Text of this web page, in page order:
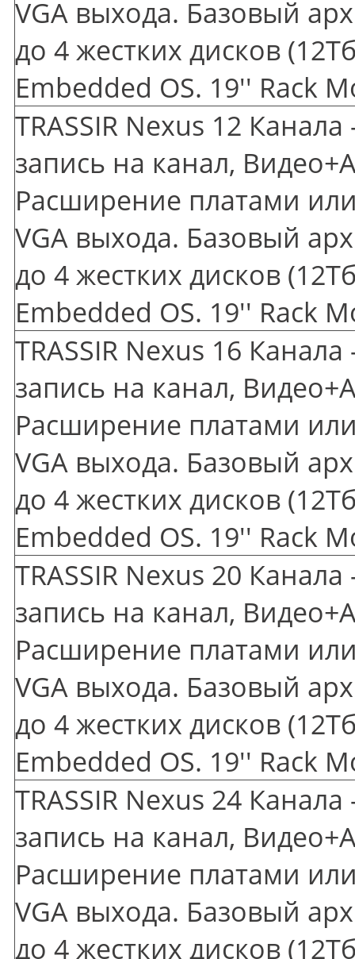
VGA выхода. Базовый
до 4 жестких дисков (12
Embedded OS. 19'' Rack
TRASSIR Nexus 12
запись на канал,
Расширение платами
VGA выхода. Базовый
до 4 жестких дисков (12
Embedded OS. 19'' Rack
TRASSIR Nexus 16
запись на канал,
Расширение платами
VGA выхода. Базовый
до 4 жестких дисков (12
Embedded OS. 19'' Rack
TRASSIR Nexus 20
запись на канал,
Расширение платами
VGA выхода. Базовый
до 4 жестких дисков (12
Embedded OS. 19'' Rack
TRASSIR Nexus 24
запись на канал,
Расширение платами
VGA выхода. Базовый
до 4 жестких дисков (12